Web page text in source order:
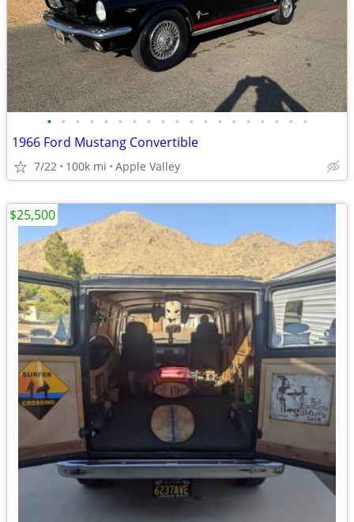
• • • • • • • • • • • • • • • • • • •
1966 Ford Mustang Convertible
7/22 100k mi Apple Valley
$25,500